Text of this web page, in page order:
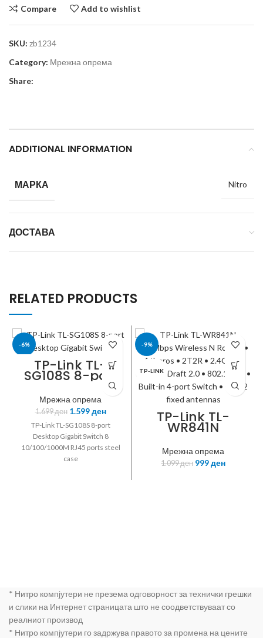
Compare Add to wishlist
SKU: zb1234
Category: Мрежна опрема
Share:
ADDITIONAL INFORMATION
МАРКА Nitro
ДОСТАВА
RELATED PRODUCTS
-6%
TP-LINKTP-Link TL-
SG108S 8-port
Desktop
Gigabit Switch
Мрежна опрема
1.699ден 1.599ден
TP-Link TL-SG108S 8-port
Desktop Gigabit Switch 8
10/100/1000M RJ45 ports steel
case
-9%
TP-LINK
TP-Link TL-
WR841N
300Mbps
Wireless N
Router •
Atheros • 2T2R •
Мрежна опрема
1.099ден 999ден
* Нитро компјутери не презема одговорност за технички грешки
и слики на Интернет страницата што не соодветствуваат со
реалниот производ
* Нитро компјутери го задржува правото за промена на цените